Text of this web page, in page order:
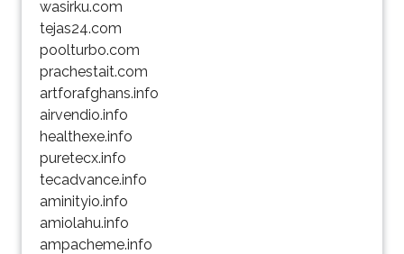
wasirku.com
tejas24.com
poolturbo.com
prachestait.com
artforafghans.info
airvendio.info
healthexe.info
puretecx.info
tecadvance.info
aminityio.info
amiolahu.info
ampacheme.info